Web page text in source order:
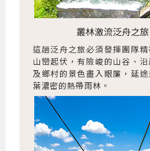
叢林激流泛舟之旅
這趟泛舟之旅必須發揮團隊
山巒起伏，有險峻的山谷、
及鄉村的景色盡入眼簾，延
葉濃密的熱帶雨林。